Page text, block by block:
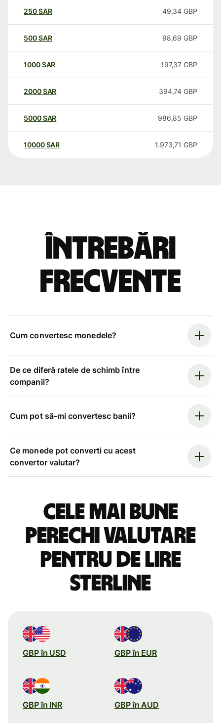
250SAR 49,34 GBP
500SAR 98,69 GBP
1000SAR 197,37 GBP
2000SAR 394,74 GBP
5000SAR 986,85 GBP
10000 SAR 1.973,71 GBP
Întrebări
frecvente
Cum convertesc monedele?
De ce diferă ratele de schimb între
companii?
Cum pot să-mi convertesc banii?
Ce monede pot converti cu acest
convertor valutar?
Cele mai bune
perechi valutare
pentru de lire
sterline
GBP în USD GBP în EUR
GBP în INR GBP în AUD